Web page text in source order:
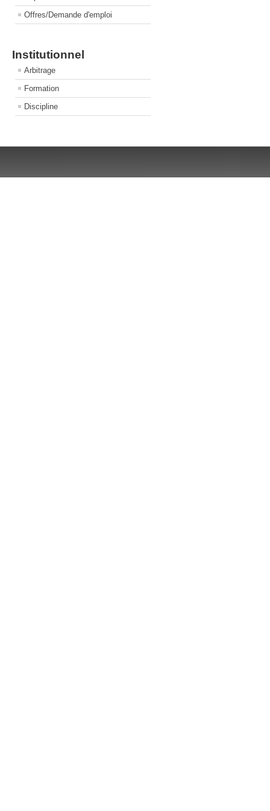
Offres/Demande d'emploi
Institutionnel
Arbitrage
Formation
Discipline